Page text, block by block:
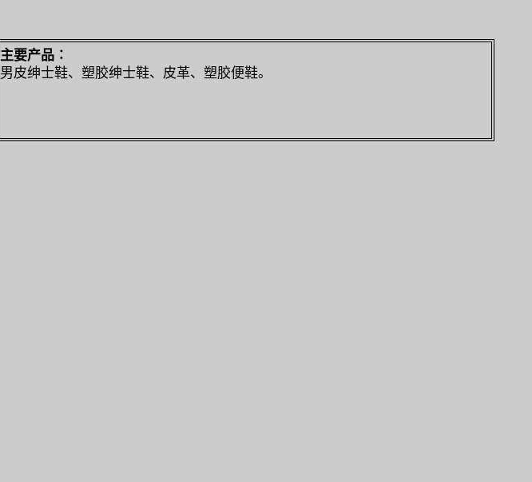
主要产品∶
男皮绅士鞋、塑胶绅士鞋、皮革、塑胶便鞋。